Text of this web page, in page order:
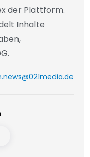
der Plattform.
Inhalte